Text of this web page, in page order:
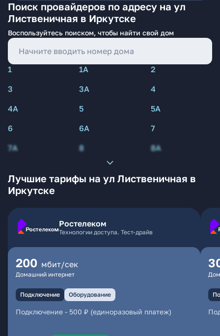
Поиск провайдеров по адресу на ул
Лиственичная в Иркутске
Воспользуйтесь поиском, чтобы найти свой дом
1 1А
2
3
3А
4
4А
5
5А
6
6А
7
7А
8 8А
Лучшие тарифы на ул Лиственичная в
Иркутске
Ростелеком
Технологии доступа. Тест-драйв
200 мбит/сек
Домашний интернет
Подключение Оборудование
Подключение - 500 ₽ (единоразовый платеж)